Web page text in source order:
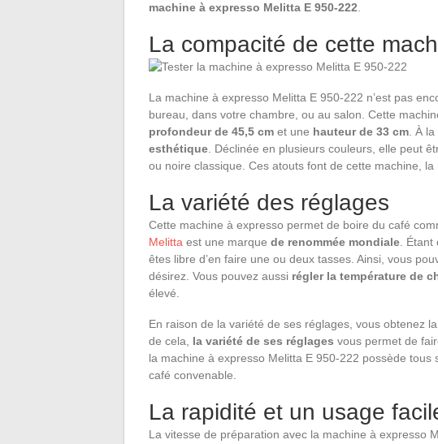
machine à expresso Melitta E 950-222
La compacité de cette
La machine à expresso Melitta E 950-222 n’est pas
bureau, dans votre chambre, ou au salon. Cette
profondeur de 45,5 cm et une hauteur de 33 cm . À
esthétique . Déclinée en plusieurs couleurs, elle peut
ou noire classique. Ces atouts font de cette machine, la
La variété des réglages
Cette machine à expresso permet de boire du café
Melitta est une marque de renommée mondiale .
êtes libre d’en faire une ou deux tasses. Ainsi, vous
désirez. Vous pouvez aussi régler la température de
élevé.
En raison de la variété de ses réglages, vous obtenez la
de cela, la variété de ses réglages vous permet de
la machine à expresso Melitta E 950-222 possède
café convenable.
La rapidité et un usage
La vitesse de préparation avec la machine à expresso